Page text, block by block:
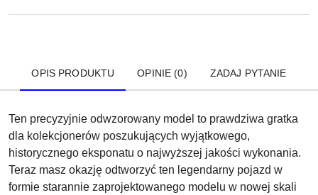
OPIS PRODUKTU OPINIE (0) ZADAJ PYTANIE
Ten precyzyjnie odwzorowany model to prawdziwa gratka
dla kolekcjonerów poszukujących wyjątkowego,
historycznego eksponatu o najwyższej jakości wykonania.
Teraz masz okazję odtworzyć ten legendarny pojazd w
formie starannie zaprojektowanego modelu w nowej skali